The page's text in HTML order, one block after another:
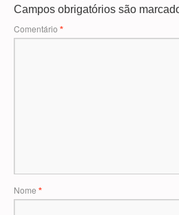
Campos obrigatórios são
Comentário *
Nome *